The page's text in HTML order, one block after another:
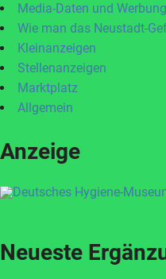
Media-Daten und Werbung
Wie man das Neustadt-
Kleinanzeigen
Stellenanzeigen
Marktplatz
Allgemein
Anzeige
Neueste